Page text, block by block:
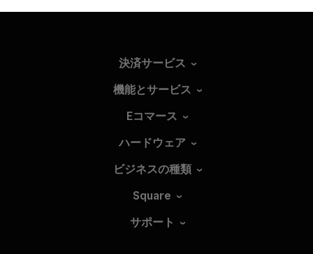
決済サービス
機能とサービス
Eコマース
ハードウェア
ビジネスの種類
Square
サポート